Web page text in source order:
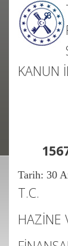
KANUN
Tarih: 30
T.C.
HAZİNE